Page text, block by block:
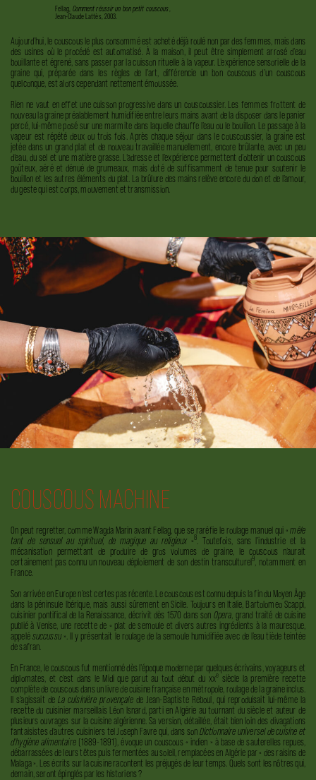
Fellag, Comment réussir un bon petit couscous
Jean-Claude Lattès, 2003.
Aujourd’hui, le couscous le plus consommé est acheté déjà roulé non par des femmes, mais dans
des usines où le procédé est automatisé. À la maison, il peut être simplement arrosé d’eau
bouillante et égrené, sans passer par la cuisson rituelle à la vapeur. L’expérience sensorielle de la
graine qui, préparée dans les règles de l’art, différencie un bon couscous d’un couscous
quelconque, est alors cependant nettement émoussée.
Rien ne vaut en effet une cuisson progressive dans un couscoussier. Les femmes frottent de
nouveau la graine préalablement humidifiée entre leurs mains avant de la disposer dans le panier
percé, lui-même posé sur une marmite dans laquelle chauffe l’eau ou le bouillon. Le passage à la
vapeur est répété deux ou trois fois. Après chaque séjour dans le couscoussier, la graine est
jetée dans un grand plat et de nouveau travaillée manuellement, encore brûlante, avec un peu
d’eau, du sel et une matière grasse. L’adresse et l’expérience permettent d’obtenir un couscous
goûteux, aéré et dénué de grumeaux, mais doté de suffisamment de tenue pour soutenir le
bouillon et les autres éléments du plat. La brûlure des mains relève encore du don et de l’amour,
du geste qui est corps, mouvement et transmission.
COUSCOUS MACHINE
On peut regretter, comme Wagda Marin avant Fellag, que se raréfie le roulage manuel qui«mêle
tant de sensuel au spirituel, de magique au religieux »8
. Toutefois, sans l’industrie et la
mécanisation permettant de produire de gros volumes de graine, le couscous n’aurait
certainement pas connu un nouveau déploiement de son destin transculturel9 , notamment en
France.
Son arrivée en Europe n’est certes pas récente. Le couscous est connu depuis la fin du Moyen Âge
dans la péninsule Ibérique, mais aussi sûrement en Sicile. Toujours en Italie, Bartolomeo Scappi,
cuisinier pontifical de la Renaissance, décrivit dès 1570 dans son Opera , grand traité de cuisine
publié à Venise, une recette de « plat de semoule et divers autres ingrédients à la mauresque,
appelésuccussu». Il y présentait le roulage de la semoule humidifiée avec de l’eau tiède teintée
de safran.
En France, le couscous fut mentionné dès l’époque moderne par quelques écrivains, voyageurs et
diplomates, et c’est dans le Midi que parut au tout début du xxe siècle la première recette
complète de couscous dans un livre de cuisine française en métropole, roulage de la graine inclus.
Il s’agissait de La cuisinière provençalede Jean-Baptiste Reboul, qui reproduisait lui-même la
recette du cuisinier marseillais Léon Isnard, parti en Algérie au tournant du siècle et auteur de
plusieurs ouvrages sur la cuisine algérienne. Sa version, détaillée, était bien loin des divagations
fantaisistes d’autres cuisiniers tel Joseph Favre qui, dans sonDictionnaire universel de cuisine et
d’hygiène alimentaire(1889-1891), évoque un couscous « indien » à base de sauterelles repues,
débarrassées de leurs têtes puis fermentées au soleil, remplacées en Algérie par « des raisins de
Malaga ». Les écrits sur la cuisine racontent les préjugés de leur temps. Quels sont les nôtres qui,
demain, seront épinglés par les historiens ?